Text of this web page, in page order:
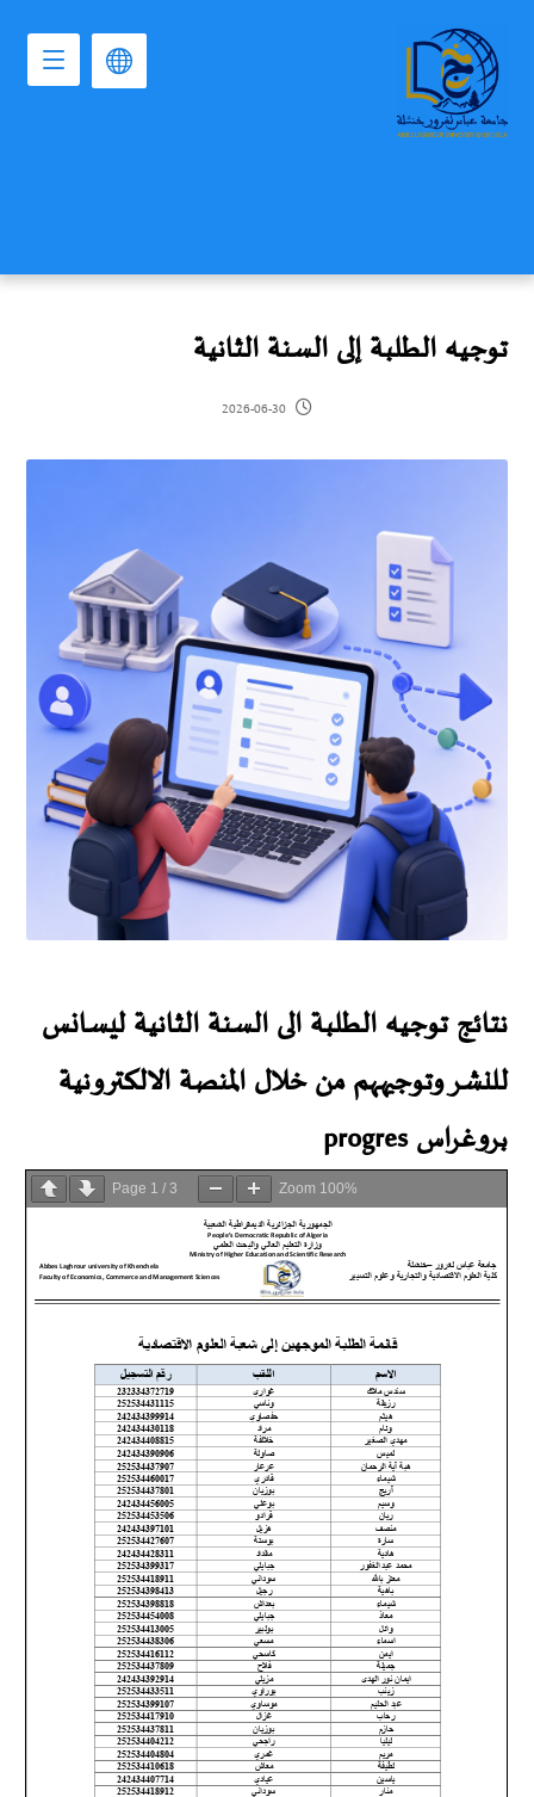
توجيه الطلبة إلى السنة الثانية
2026-06-30
نتائج توجيه الطلبة الى السنة الثانية ليسانس
للنشر وتوجيههم من خلال المنصة الالكترونية
بروغراس progres
Page 1 / 3 Zoom 100%